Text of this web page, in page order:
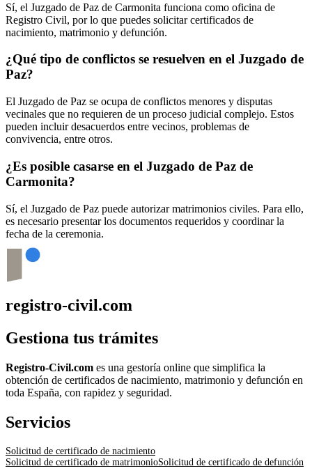
Sí, el Juzgado de Paz de Carmonita funciona como oficina de
Registro Civil, por lo que puedes solicitar certificados de
nacimiento, matrimonio y defunción.
¿Qué tipo de conflictos se resuelven en el Juzgado de
Paz?
El Juzgado de Paz se ocupa de conflictos menores y disputas
vecinales que no requieren de un proceso judicial complejo. Estos
pueden incluir desacuerdos entre vecinos, problemas de
convivencia, entre otros.
¿Es posible casarse en el Juzgado de Paz de
Carmonita?
Sí, el Juzgado de Paz puede autorizar matrimonios civiles. Para ello,
es necesario presentar los documentos requeridos y coordinar la
fecha de la ceremonia.
registro-civil.com
Gestiona tus trámites
Registro-Civil.com es una gestoría online que simplifica la
obtención de certificados de nacimiento, matrimonio y defunción en
toda España, con rapidez y seguridad.
Servicios
Solicitud de certificado de nacimiento
Solicitud de certificado de matrimonioSolicitud de certificado de defunción